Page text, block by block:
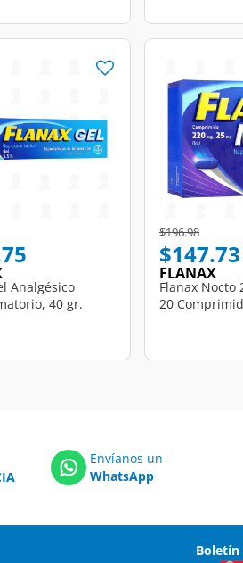
from
Analgésico
40 gr.
Price reduced
$196.98to
$147.73
FLANAX
Flanax Nocto
20
Envíanos un
WhatsApp
Boletín